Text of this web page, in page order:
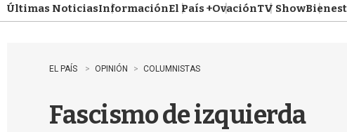
Últimas NoticiasInformaciónEl País +OvaciónTV Show
EL PAÍS OPINIÓN COLUMNISTAS
Fascismo de izquierda